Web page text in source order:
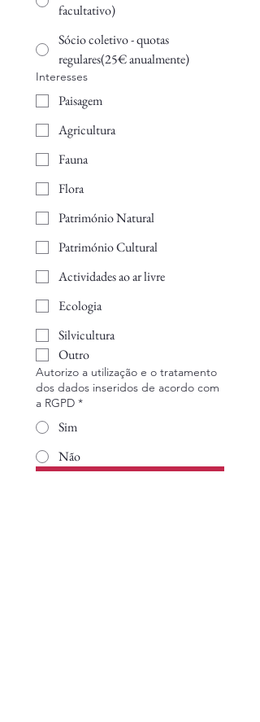
facultativo)
Sócio coletivo - quotas
regulares(25€ anualmente)
Interesses
Paisagem
Agricultura
Fauna
Flora
Património Natural
Património Cultural
Actividades ao ar livre
Ecologia
Silvicultura
Outro
Autorizo a utilização e o tratamento
dos dados inseridos de acordo com
a RGPD *
Sim
Não